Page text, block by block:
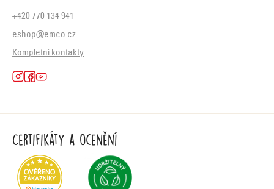
+420 770 134 941
eshop@emco.cz
Kompletní kontakty
Certifikáty a ocenění